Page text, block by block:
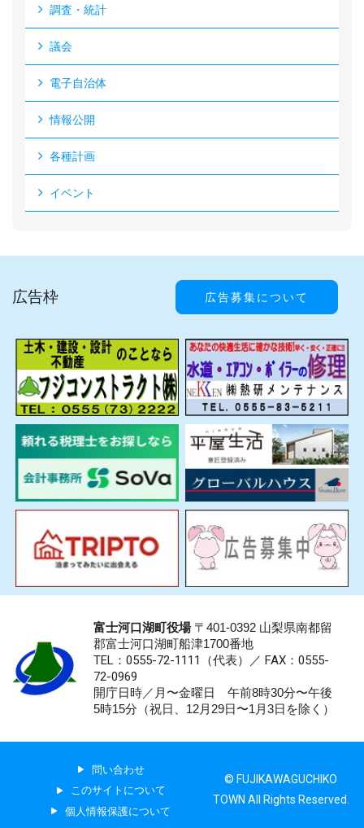
調査・統計
議会
電子自治体
情報公開
各種計画
イベント
広告枠 広告募集について
富士河口湖町役場〒401-0392 山梨県南都留
郡富士河口湖町船津1700番地
TEL：0555-72-1111 （代表）／ FAX：0555-
72-0969
開庁日時／月〜金曜日 午前8時30分〜午後
5時15分（祝日、12月29日〜1月3日を除く）
問い合わせ
このサイトについて
個人情報保護について
© FUJIKAWAGUCHIKO
TOWN All Rights Reserved.